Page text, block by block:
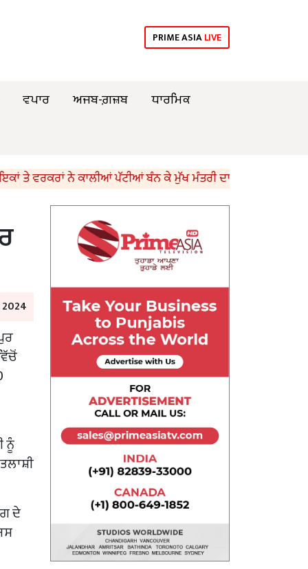
PRIME ASIALIVE
ਵਪਾਰ ਅਜਬ-ਗ਼ਜ਼ਬ
ਧਾਰਮਿਕ
ਵਰਕਰਾਂ ਨੇ ਕਾਲੀਆਂ ਪੱਟੀਆਂ ਬੰਨ ਕੇ ਮੁੱਖ ਮੰਤਰੀ ਦਾ ਕੀਤਾ ਵਿਰੋਧ
ਨੂੰ
ਦੇ